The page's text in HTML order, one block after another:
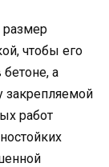
размер
чтобы его
а
закрепляемой
работ